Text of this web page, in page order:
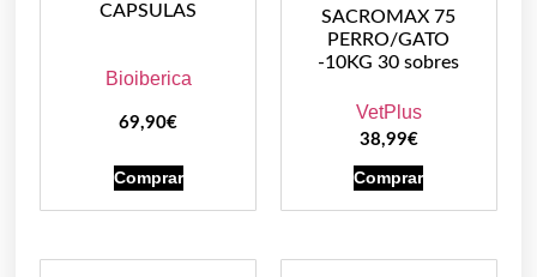
CAPSULAS
Bioiberica
69,90€
Comprar
SACROMAX 75
PERRO/GATO
-10KG 30 sobres
VetPlus
38,99€
Comprar